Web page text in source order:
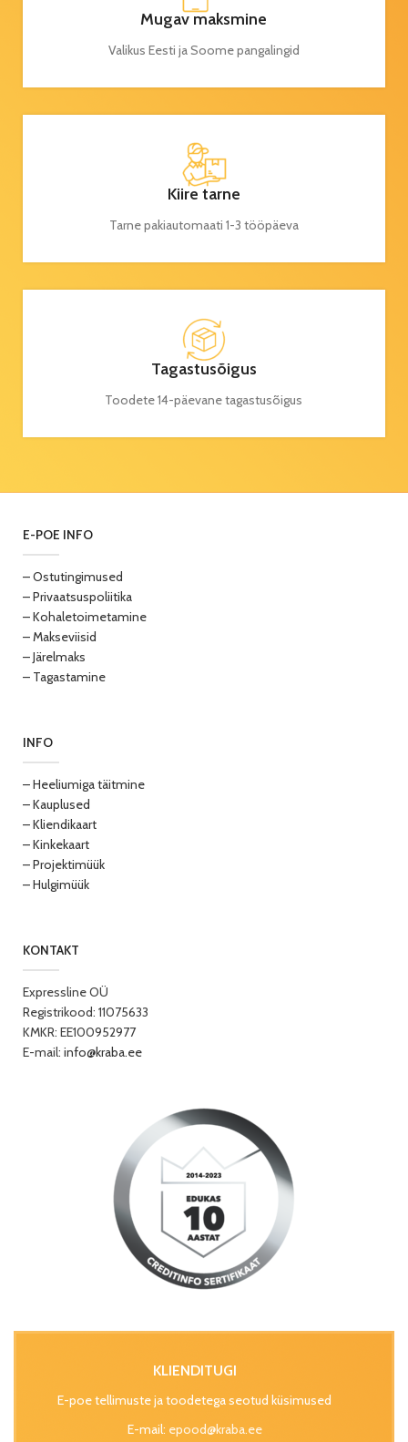
Mugav maksmine
Valikus Eesti ja Soome pangalingid
Kiire tarne
Tarne pakiautomaati 1-3 tööpäeva
Tagastusõigus
Toodete 14-päevane tagastusõigus
E-POE INFO
– Ostutingimused
– Privaatsuspoliitika
– Kohaletoimetamine
– Makseviisid
– Järelmaks
– Tagastamine
INFO
– Heeliumiga täitmine
– Kauplused
– Kliendikaart
– Kinkekaart
– Projektimüük
– Hulgimüük
KONTAKT
Expressline OÜ
Registrikood: 11075633
KMKR: EE100952977
E-mail: info@kraba.ee
KLIENDITUGI
E-poe tellimuste ja toodetega seotud küsimused
E-mail: epood@kraba.ee